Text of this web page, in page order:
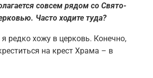
совсем рядом со Свято-
Часто ходите туда?
редко хожу в церковь. Конечно,
на крест Храма – в